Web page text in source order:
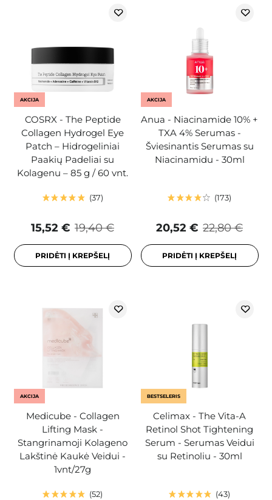
AKCIJA
COSRX - The Peptide
Collagen Hydrogel Eye
Patch – Hidrogeliniai
Paakių Padeliai su
Kolagenu – 85 g / 60 vnt.
37
19,40 €
15,52 €
PRIDĖTI Į KREPŠELĮ
AKCIJA
Anua - Niacinamide 10% +
TXA 4% Serumas -
Šviesinantis Serumas su
Niacinamidu - 30ml
173
22,80 €
20,52 €
PRIDĖTI Į KREPŠELĮ
AKCIJA
Medicube - Collagen
Lifting Mask -
Stangrinamoji Kolageno
Lakštinė Kaukė Veidui -
1vnt/27g
52
BESTSELERIS
Celimax - The Vita-A
Retinol Shot Tightening
Serum - Serumas Veidui
su Retinoliu - 30ml
43